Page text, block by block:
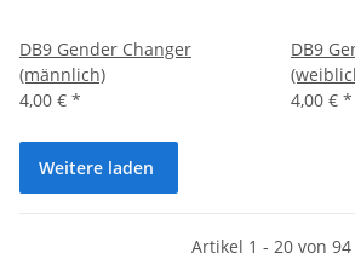
DB9 Gender Changer
(männlich)
4,00 € *
DB9
4,00 € *
Weitere laden
Artikel 1 - 20 von 94